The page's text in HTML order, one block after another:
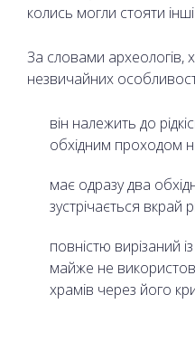
колись могли стояти
За словами археологів,
незвичайних
він належить до
обхідним проходом
має одразу два
зустрічається вкрай
повністю вирізаний
майже не
храмів через його